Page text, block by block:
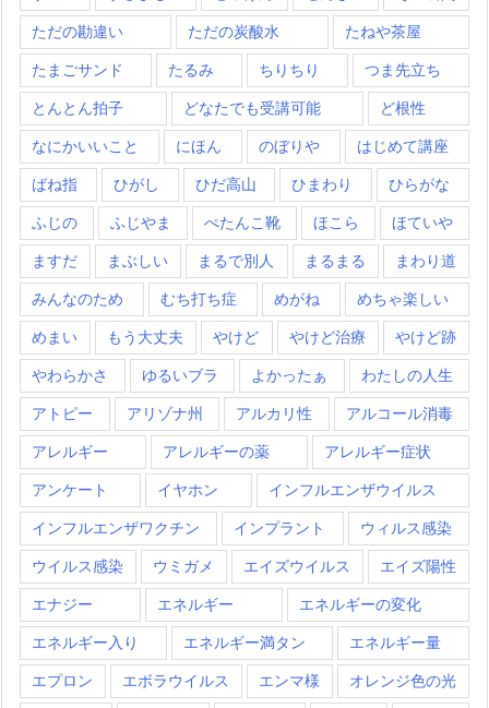
ただの勘違い ただの炭酸水 たねや茶屋
たまごサンド たるみ ちりちり つま先立ち
とんとん拍子 どなたでも受講可能 ど根性
なにかいいこと にほん のぼりや はじめて講座
ばね指 ひがし ひだ高山 ひまわり ひらがな
ふじの ふじやま ぺたんこ靴 ほこら ほていや
ますだ まぶしい まるで別人 まるまる まわり道
みんなのため むち打ち症 めがね めちゃ楽しい
めまい もう大丈夫 やけど やけど治療 やけど跡
やわらかさ ゆるいブラ よかったぁ わたしの人生
アトピー アリゾナ州 アルカリ性 アルコール消毒
アレルギー アレルギーの薬 アレルギー症状
アンケート イヤホン インフルエンザウイルス
インフルエンザワクチン インプラント ウィルス感染
ウイルス感染 ウミガメ エイズウイルス エイズ陽性
エナジー エネルギー エネルギーの変化
エネルギー入り エネルギー満タン エネルギー量
エプロン エボラウイルス エンマ様 オレンジ色の光